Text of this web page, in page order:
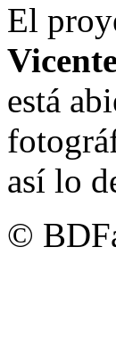
El
está
así lo
©